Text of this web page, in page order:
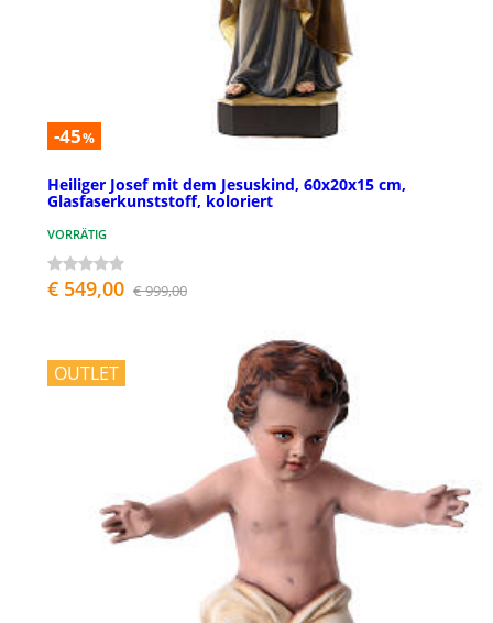
-45%
Heiliger Josef mit dem Jesuskind, 60x20x15 cm,
Glasfaserkunststoff, koloriert
VORRÄTIG
€ 549,00 € 999,00
OUTLET